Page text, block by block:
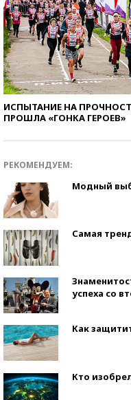
ИСПЫТАНИЕ НА
ПРОШЛА «ГОНКА ГЕРОЕВ»
РЕКОМЕНДУЕМ:
Модный
Самая
успеха со
Как
Кто